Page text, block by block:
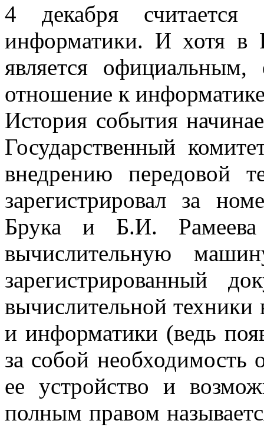
4 декабря считается
информатики. И хотя в
является
отношение к
История события
Государственный
внедрению передовой
зарегистрировал за
Брука и Б.И.
вычислительную
зарегистрированный
вычислительной техники
и информатики (ведь
за собой необходимость
ее устройство и
полным правом